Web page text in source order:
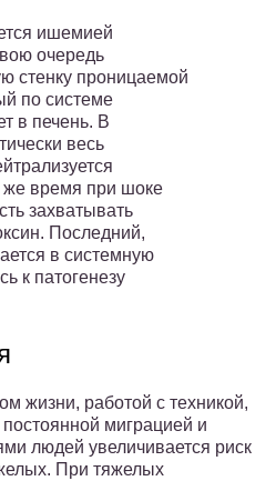
ишемией
очередь
стенку проницаемой
по системе
в печень. В
весь
время при шоке
захватывать
Последний,
в системную
к патогенезу
жизни, работой с техникой,
миграцией и
людей увеличивается риск
При тяжелых